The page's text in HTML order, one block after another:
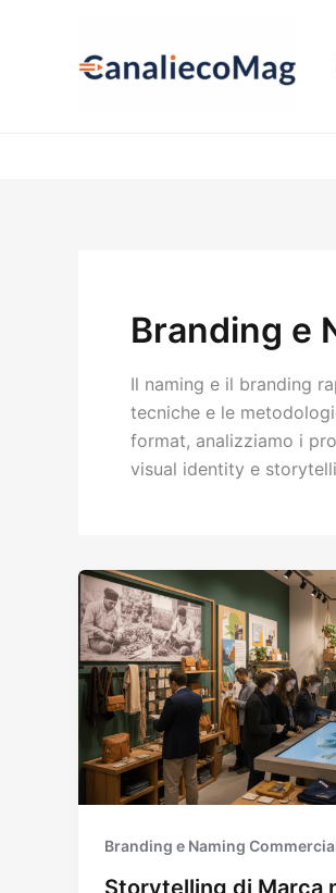
contenuto
Branding e
Il naming e il branding
tecniche e le
format, analizziamo i
visual identity e
Branding e Naming
Storytelling di Marca